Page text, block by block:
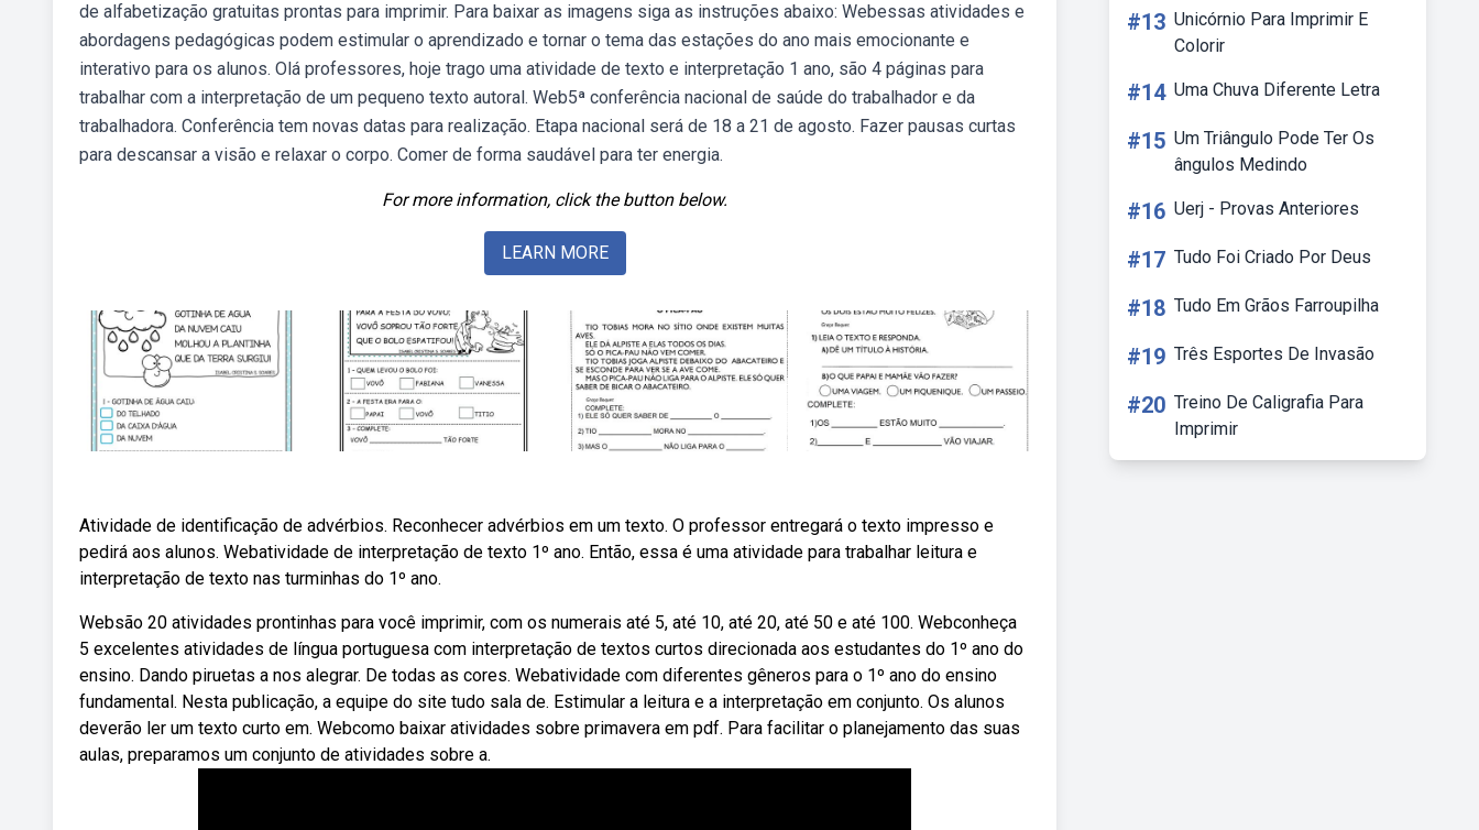
de alfabetização gratuitas prontas para imprimir. Para baixar as imagens siga as instruções abaixo: Webessas atividades e
abordagens pedagógicas podem estimular o aprendizado e tornar o tema das estações do ano mais emocionante e
interativo para os alunos. Olá professores, hoje trago uma atividade de texto e interpretação 1 ano, são 4 páginas para
trabalhar com a interpretação de um pequeno texto autoral. Web5ª conferência nacional de saúde do trabalhador e da
trabalhadora. Conferência tem novas datas para realização. Etapa nacional será de 18 a 21 de agosto. Fazer pausas curtas
para descansar a visão e relaxar o corpo. Comer de forma saudável para ter energia.
For more information, click the button below.
LEARN MORE
Atividade de identificação de advérbios. Reconhecer advérbios em um texto. O professor entregará o texto impresso e
pedirá aos alunos. Webatividade de interpretação de texto 1º ano. Então, essa é uma atividade para trabalhar leitura e
interpretação de texto nas turminhas do 1º ano.
Websão 20 atividades prontinhas para você imprimir, com os numerais até 5, até 10, até 20, até 50 e até 100. Webconheça
5 excelentes atividades de língua portuguesa com interpretação de textos curtos direcionada aos estudantes do 1º ano do
ensino. Dando piruetas a nos alegrar. De todas as cores. Webatividade com diferentes gêneros para o 1º ano do ensino
fundamental. Nesta publicação, a equipe do site tudo sala de. Estimular a leitura e a interpretação em conjunto. Os alunos
deverão ler um texto curto em. Webcomo baixar atividades sobre primavera em pdf. Para facilitar o planejamento das suas
aulas, preparamos um conjunto de atividades sobre a.
#13 Unicórnio Para Imprimir E
Colorir
#14 Uma Chuva Diferente Letra
#15 Um Triângulo Pode Ter Os
ângulos Medindo
#16 Uerj - Provas Anteriores
#17 Tudo Foi Criado Por Deus
#18 Tudo Em Grãos Farroupilha
#19 Três Esportes De Invasão
#20 Treino De Caligrafia Para
Imprimir